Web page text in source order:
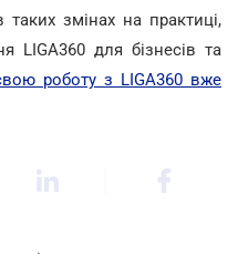
змінах на практиці,
LIGA360 для бізнесів та
роботу з LIGA360 вже